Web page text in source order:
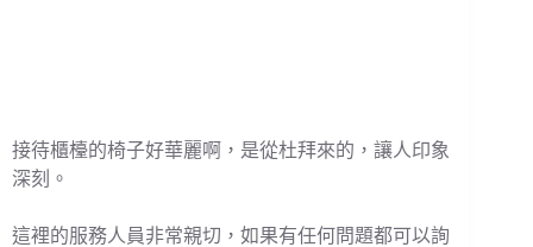
接待櫃檯的椅子好華麗啊，是從杜拜來的，讓人印象
深刻。
這裡的服務人員非常親切，如果有任何問題都可以詢